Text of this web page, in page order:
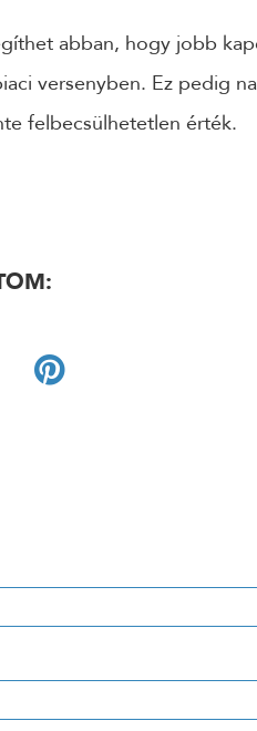
abban, hogy jobb
versenyben. Ez pedig
felbecsülhetetlen érték.